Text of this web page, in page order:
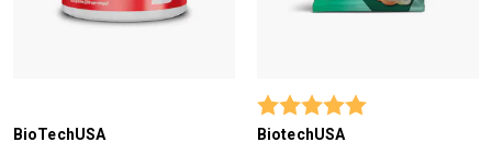
BioTechUSA
Betyg:
BiotechUSA